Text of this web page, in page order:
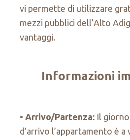
vi permette di utilizzare
mezzi pubblici dell’Alto
vantaggi.
Informazioni
Arrivo/Partenza: Il giorno
d’arrivo l’appartamento è